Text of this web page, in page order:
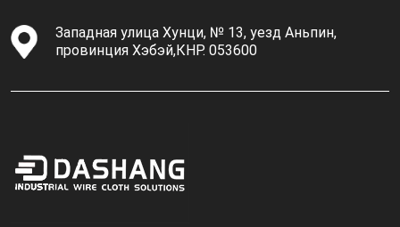
Западная улица Хунци, № 13, уезд Аньпин,
провинция Хэбэй,КНР. 053600